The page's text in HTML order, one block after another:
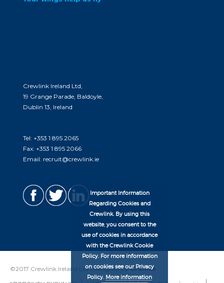
Crewlink Ireland Ltd,
19 Grange Parade, Baldoyle,
Dublin 13, Ireland
Tel: +353 1 895 2065
Fax: +353 1 895 2066
Email: recruit@crewlink.ie
©2017 Crewlink Ireland Ltd | Designed byGranite
Important Information
Regarding Cookies and
Crewlink. By using this
website, you consent to the
use of cookies in accordance
with the Crewlink Cookie
Policy. For more information
on cookies see our Privacy
Policy. More information